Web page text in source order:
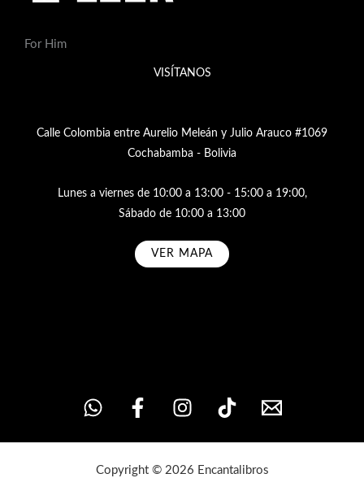
For Him
VISÍTANOS
Calle Colombia entre Aurelio Meleán y Julio Arauco #1069
Cochabamba - Bolivia
Lunes a viernes de 10:00 a 13:00 - 15:00 a 19:00,
Sábado de 10:00 a 13:00
VER MAPA
Copyright © 2026 Encantalibros